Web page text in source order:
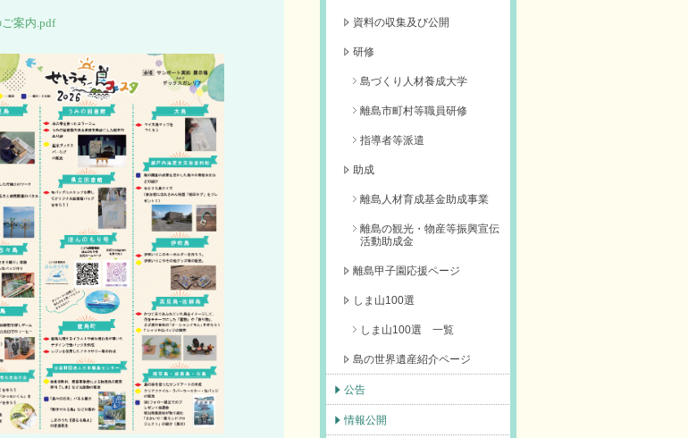
案内.pdf 資料の収集及び公開
研修
島づくり人材養成大学
離島市町村等職員研修
指導者等派遣
助成
離島人材育成基金助成事業
離島の観光・物産等振興宣伝
活動助成金
離島甲子園応援ページ
しま山100選
しま山100選 一覧
島の世界遺産紹介ページ
公告
情報公開